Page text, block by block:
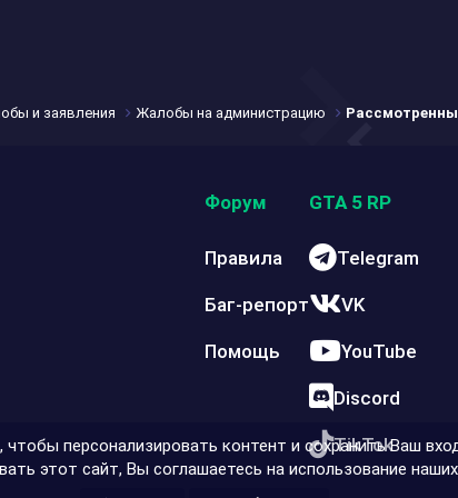
и заявления Жалобы на администрацию
Форум
Правила
Баг-репорт
Помощь
GTA 5 RP
Telegram
VK
YouTube
Discord
TikTok
персонализировать контент и сохранить Ваш
этот сайт, Вы соглашаетесь на использование